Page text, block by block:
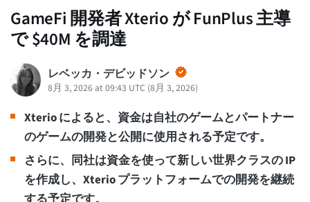
GameFi 開発者 Xterio が FunPlus 主導
で $40M を調達
レベッカ・デビッドソン
8月 3, 2026 at 09:43 UTC (8月 3, 2026)
Xterio によると、資金は自社のゲームとパートナー
のゲームの開発と公開に使用される予定です。
さらに、同社は資金を使って新しい世界クラスの IP
を作成し、Xterio プラットフォームでの開発を継続